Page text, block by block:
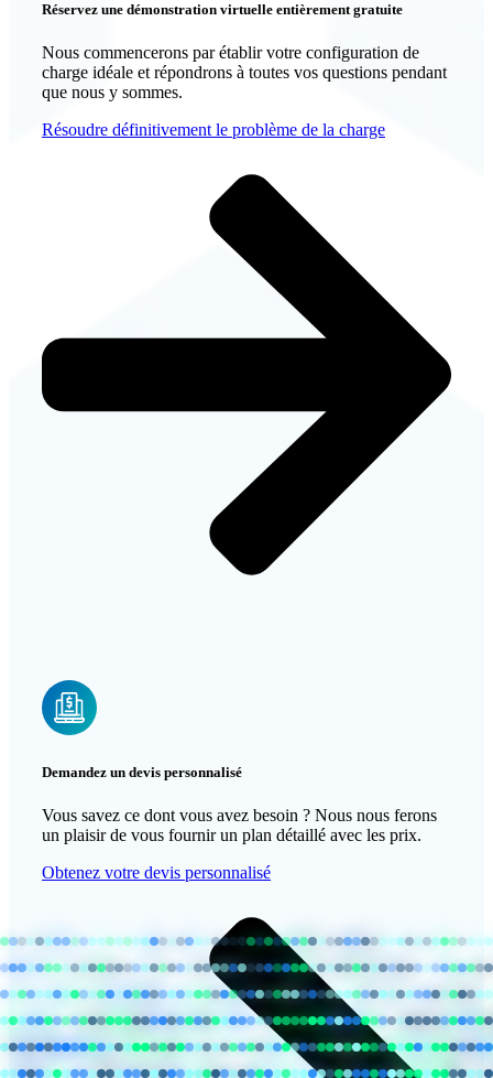
Réservez une démonstration virtuelle entièrement gratuite
Nous commencerons par établir votre configuration de
charge idéale et répondrons à toutes vos questions pendant
que nous y sommes.
Résoudre définitivement le problème de la charge
Demandez un devis personnalisé
Vous savez ce dont vous avez besoin ? Nous nous ferons
un plaisir de vous fournir un plan détaillé avec les prix.
Obtenez votre devis personnalisé